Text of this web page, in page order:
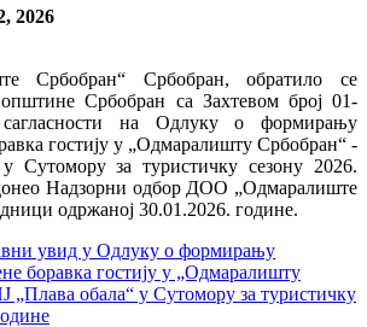
2026
Србобран“ Србобран, обратило се
Србобран са Захтевом број 01-
на Одлуку о формирању
гостију у „Одмаралишту Србобран“ -
Сутомору за туристичку сезону 2026.
Надзорни одбор ДOO „Одмаралиште
одржаној 30.01.2026. године.
увид у Одлуку о формирању
боравка гостију у „Одмаралишту
„Плава обала“ у Сутомору за туристичку